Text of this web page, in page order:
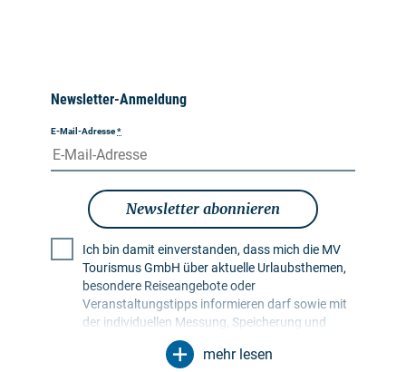
Newsletter-Anmeldung
E-Mail-Adresse*
Newsletter abonnieren
Ich bin damit einverstanden, dass mich die MV
Tourismus GmbH über aktuelle Urlaubsthemen,
besondere Reiseangebote oder
Veranstaltungstipps informieren darf sowie mit
der individuellen Messung, Speicherung und
Auswertung von Öffnungs- und Klickraten in
Empfängerprofilen zu Zwecken der Gestaltung
mehr lesen